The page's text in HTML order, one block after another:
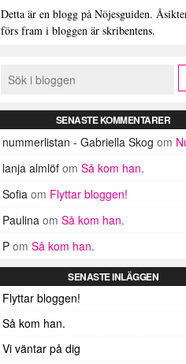
Detta är en blogg på Nöjesguiden.
förs fram i bloggen är skribentens.
SENASTE KOMMENTARER
nummerlistan - Gabriella Skog om
lanja almlöf om Så kom han.
Sofia om Flyttar bloggen!
Paulina om Så kom han.
P om Så kom han.
SENASTE INLÄGGEN
Flyttar bloggen!
Så kom han.
Vi väntar på dig